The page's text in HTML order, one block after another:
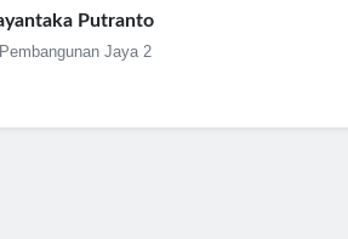
Putranto
Jaya 2